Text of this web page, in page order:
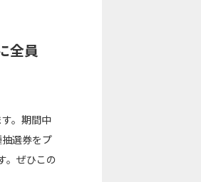
全員
。期間中
選券をプ
。ぜひこの